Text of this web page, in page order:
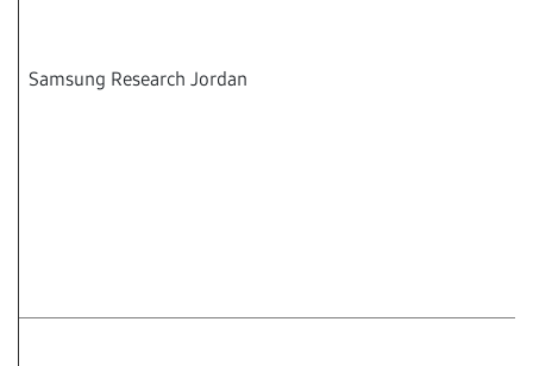
Samsung Research Jordan